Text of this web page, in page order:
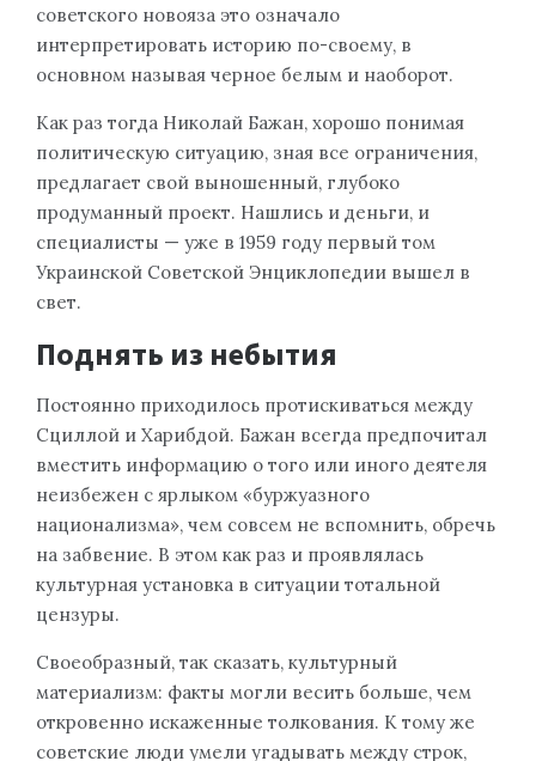
советского новояза это означало
интерпретировать историю по-своему, в
основном называя черное белым и наоборот.
Как раз тогда Николай Бажан, хорошо понимая
политическую ситуацию, зная все ограничения,
предлагает свой выношенный, глубоко
продуманный проект. Нашлись и деньги, и
специалисты — уже в 1959 году первый том
Украинской Советской Энциклопедии вышел в
свет.
Поднять из небытия
Постоянно приходилось протискиваться между
Сциллой и Харибдой. Бажан всегда предпочитал
вместить информацию о того или иного деятеля
неизбежен с ярлыком «буржуазного
национализма», чем совсем не вспомнить, обречь
на забвение. В этом как раз и проявлялась
культурная установка в ситуации тотальной
цензуры.
Своеобразный, так сказать, культурный
материализм: факты могли весить больше, чем
откровенно искаженные толкования. К тому же
советские люди умели угадывать между строк,